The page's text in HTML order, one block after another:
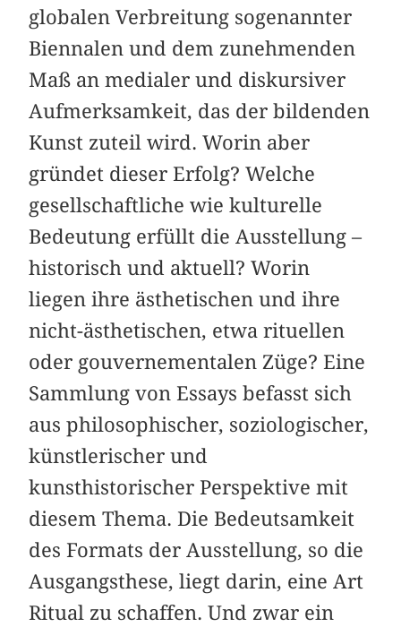
globalen Verbreitung sogenannter
Biennalen und dem zunehmenden
Maß an medialer und diskursiver
Aufmerksamkeit, das der bildenden
Kunst zuteil wird. Worin aber
gründet dieser Erfolg? Welche
gesellschaftliche wie kulturelle
Bedeutung erfüllt die Ausstellung –
historisch und aktuell? Worin
liegen ihre ästhetischen und ihre
nicht-ästhetischen, etwa rituellen
oder gouvernementalen Züge? Eine
Sammlung von Essays befasst sich
aus philosophischer, soziologischer,
künstlerischer und
kunsthistorischer Perspektive mit
diesem Thema. Die Bedeutsamkeit
des Formats der Ausstellung, so die
Ausgangsthese, liegt darin, eine Art
Ritual zu schaffen. Und zwar ein